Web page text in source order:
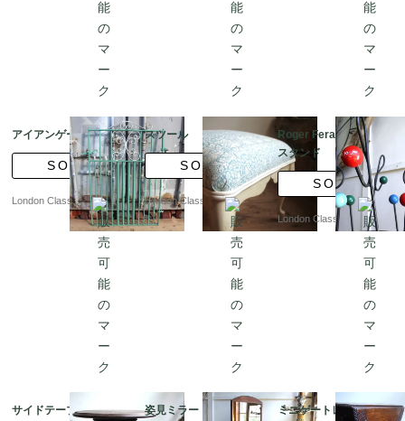
アイアンゲート?ｂR
SOLD
London Classics
スツール
SOLD
London Classics
Roger Feraud コート
スタンド
SOLD
London Classics
サイドテーブル 姿見ミラー
ミニゲートレッグテー